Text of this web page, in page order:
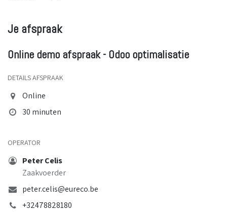
Je afspraak
Online demo afspraak - Odoo optimalisatie
DETAILS AFSPRAAK
Online
30 minuten
OPERATOR
Peter Celis
Zaakvoerder
peter.celis@eureco.be
+32478828180